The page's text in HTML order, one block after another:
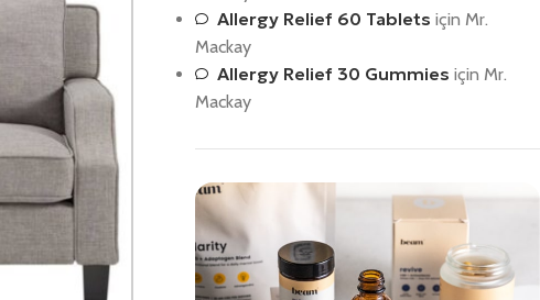
Allergy Relief 60 Tablets için Mr.
Mackay
Allergy Relief 30 Gummies için Mr.
Mackay